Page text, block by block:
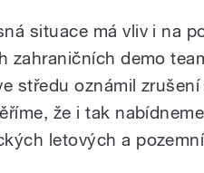
situace má vliv i na
zahraničních demo
středu oznámil
že i tak
letových a